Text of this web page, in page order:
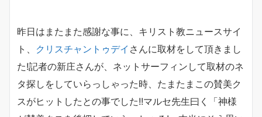
昨日はまたまた感謝な事に、キリスト教ニュースサイ
ト、 クリスチャントゥデイ さんに取材をして頂きまし
た!記者の新庄さんが、ネットサーフィンして取材のネ
タ探しをしていらっしゃった時、たまたまこの賛美ク
スがヒットしたとの事でした!!マルセ先生曰く「神様